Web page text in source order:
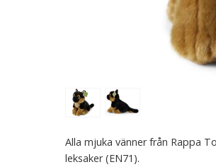
Alla mjuka vänner från Rappa
leksaker (EN71).